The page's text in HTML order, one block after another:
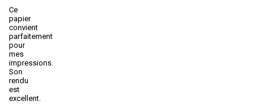
Ce
papier
convient
parfaitement
pour
mes
impressions.
Son
rendu
est
excellent.